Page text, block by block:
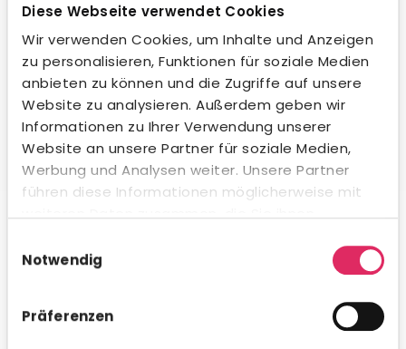
Diese Webseite verwendet Cookies
Wir verwenden Cookies, um Inhalte und Anzeigen
zu personalisieren, Funktionen für soziale Medien
anbieten zu können und die Zugriffe auf unsere
Website zu analysieren. Außerdem geben wir
Informationen zu Ihrer Verwendung unserer
Website an unsere Partner für soziale Medien,
Werbung und Analysen weiter. Unsere Partner
führen diese Informationen möglicherweise mit
weiteren Daten zusammen, die Sie ihnen
Nutzung der Dienste gesammelt haben.
Notwendig
Präferenzen
Posts und in der Kommunikation mit Bewerbern – in
jeder Sprache und jedem Ton. Natürlich
datenschutzkonform und innerhalb gesetzlicher
Vorgaben. Auch beim Kandidaten-Matching
profitierst du von intelligenter Unterstützung.
Auswertungen direkt in Concludis – oder integriere die
Daten via API in deine bestehenden BI-Tools für
genau dann verfügbar, wenn du es brauchst.